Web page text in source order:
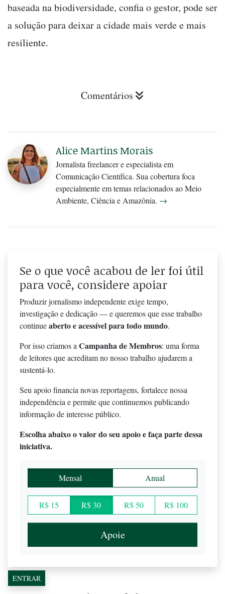
baseada na biodiversidade, confia o gestor, pode ser
a solução para deixar a cidade mais verde e mais
resiliente.
Comentários
Alice Martins Morais
Jornalista freelancer e especialista em
Comunicação Científica. Sua cobertura foca
especialmente em temas relacionados ao Meio
Ambiente, Ciência e Amazônia. →
Se o que você acabou de ler foi útil
para você, considere apoiar
Produzir jornalismo independente exige tempo,
investigação e dedicação — e queremos que esse trabalho
continueaberto e acessível para todo mundo.
Por isso criamos a Campanha de Membros: uma forma
de leitores que acreditam no nosso trabalho ajudarem a
sustentá-lo.
Seu apoio financia novas reportagens, fortalece nossa
independência e permite que continuemos publicando
informação de interesse público.
Escolha abaixo o valor do seu apoio e faça parte dessa
iniciativa.
Mensal Anual
R$ 15 R$ 30 R$ 50 R$ 100
Apoie
ENTRAR